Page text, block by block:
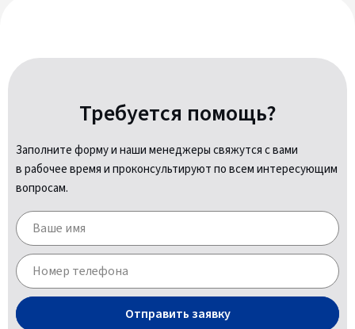
Требуется помощь?
Заполните форму и наши менеджеры свяжутся с вами
в рабочее время и проконсультируют по всем интересующим
вопросам.
Отправить заявку